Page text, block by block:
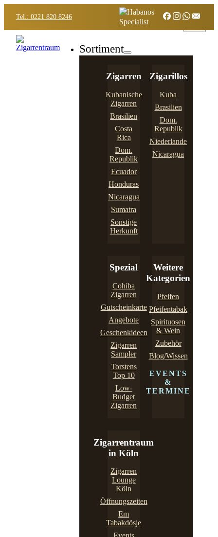
Tel.: 0221 820 8246
Sortiment
Zigarren
Kubanische
Zigarren
Brasilien
Costa
Rica
Dom.
Republik
Ecuador
Honduras
Nicaragua
Sumatra
Sonstige
Herkunft
Zigarillos
Kuba
Brasilien
Dom.
Republik
Niederlande
Nicaragua
Spezial
Cohiba
Zigarren
Gutscheinkarte
Angebote
Geschenkideen
Zigarren
Sampler
Torstens
Top 10
Low-
Budget
Zigarren
Weitere
Kategorien
Pfeifen
Pfeifentabak
Spirituosen
& Wein
Zubehör
Blog/Wissen
EVENTS
&
TERMINE
Zigarrentraum
in Köln
Zigarren
Lounge
Köln
Öffnungszeiten
Em
Tabakdösje